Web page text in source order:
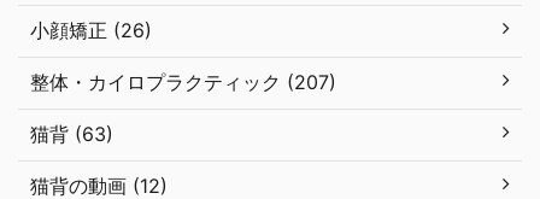
小顔矯正 (26)
整体・カイロプラクティック (207)
猫背 (63)
猫背の動画 (12)